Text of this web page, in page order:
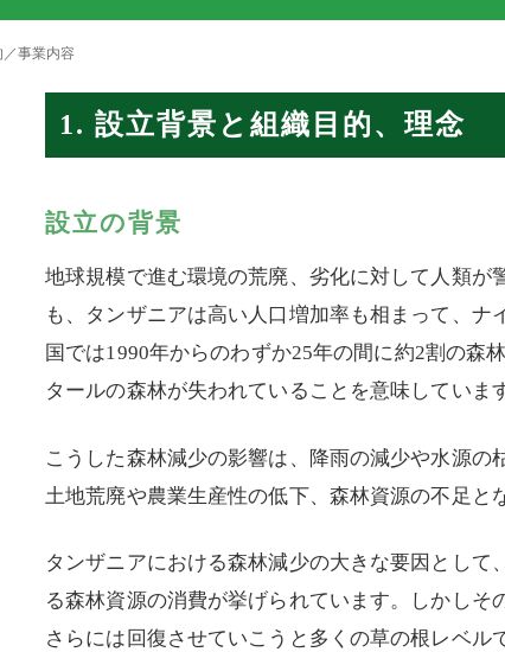
事業内容
1. 設立背景と組織目的、理念
設立の背景
地球規模で進む環境の荒廃、劣化に対して人類が
も、タンザニアは高い人口増加率も相まって、
国では1990年からのわずか25年の間に約2割の森
タールの森林が失われていることを意味していま
こうした森林減少の影響は、降雨の減少や水源の
土地荒廃や農業生産性の低下、森林資源の不足と
タンザニアにおける森林減少の大きな要因とし
る森林資源の消費が挙げられています。しかしそ
さらには回復させていこうと多くの草の根レベル